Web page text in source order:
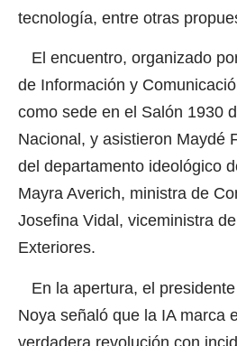
tecnología, entre otras
El encuentro, organizado
de Información y
como sede en el Salón 1930
Nacional, y asistieron Maydé
del departamento ideológico
Mayra Averich, ministra de
Josefina Vidal, viceministra
Exteriores.
En la apertura, el
Noya señaló que la IA marca
verdadera revolución con